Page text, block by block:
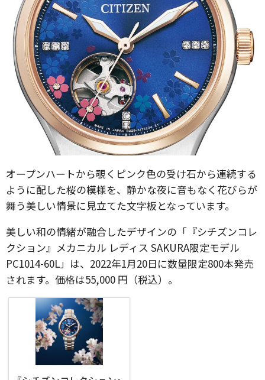
オープンハートから覗くピンク色の受け石から連続する
ように配した桜の模様を、静かな夜に音もなく花びらが
舞う美しい情景に見立てた文字板となっています。
美しい和の情緒が融合したデザインの「『シチズンコレ
クション』メカニカル レディス SAKURA限定モデル
PC1014-60L」は、2022年1月20日に数量限定800本発売
されます。価格は55,000 円（税込）。